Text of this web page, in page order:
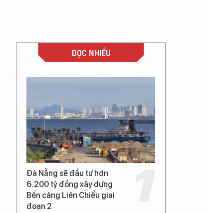
ĐỌC NHIỀU
Đà Nẵng sẽ đầu tư hơn
6.200 tỷ đồng xây dựng
Bến cảng Liên Chiểu giai
đoạn 2